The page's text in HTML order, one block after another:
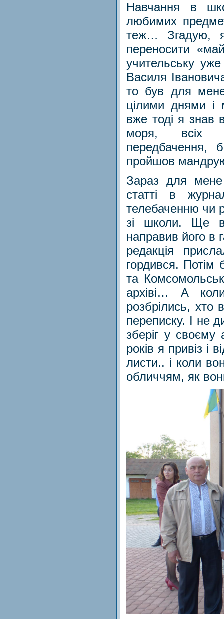
Навчання в
любимих
теж… Згадую,
переносити
учительську
Василя
то був для
цілими днями і
вже тоді я знав
моря, всіх
передбачення,
пройшов
Зараз для мене
статті в
телебаченню чи
зі школи. Ще
направив його в
редакція
гордився. Потім
та
архіві… А
розбрілись, хто
переписку. І не
зберіг у своєму
років я привіз і
листи.. і коли
обличчям, як